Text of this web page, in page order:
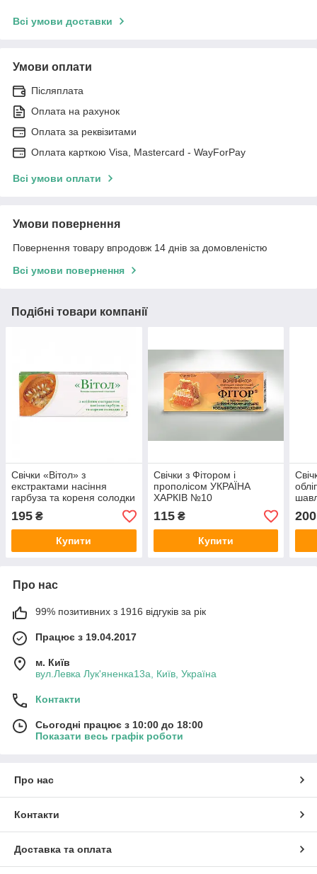
Всі умови доставки
Умови оплати
Післяплата
Оплата на рахунок
Оплата за реквізитами
Оплата карткою Visa, Mastercard - WayForPay
Всі умови оплати
Умови повернення
Повернення товару впродовж 14 днів за домовленістю
Всі умови повернення
Подібні товари компанії
Свічки «Вітол» з
екстрактами насіння
гарбуза та кореня солодки
10 шт.
195 ₴
Купити
Свічки з Фітором і
прополісом УКРАЇНА
ХАРКІВ №10
115₴
Купити
200
Про нас
99% позитивних з 1916 відгуків за рік
Працює з 19.04.2017
м. Київ
вул.Левка Лук'яненка13а, Київ, Україна
Контакти
Сьогодні працює з 10:00 до 18:00
Показати весь графік роботи
Про нас
Контакти
Доставка та оплата